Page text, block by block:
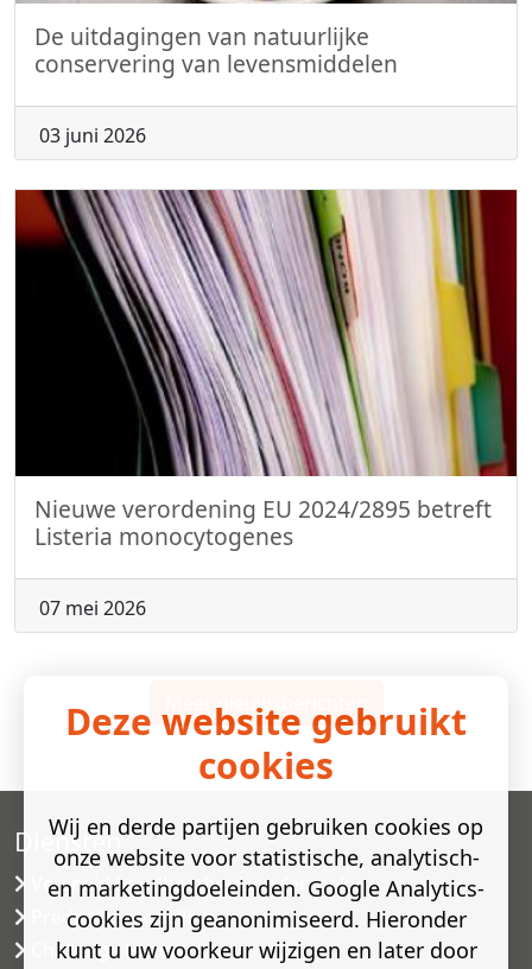
De uitdagingen van natuurlijke
conservering van levensmiddelen
03 juni 2026
Nieuwe verordening EU 2024/2895 betreft
Listeria monocytogenes
07 mei 2026
Meer nieuwsberichten
Diensten
Versneld houdbaarheidsonderzoek
Predictive modelling
Challenge testen
Deze website gebruikt
cookies
Wij en derde partijen gebruiken cookies op
onze website voor statistische, analytisch-
en marketingdoeleinden. Google Analytics-
cookies zijn geanonimiseerd. Hieronder
kunt u uw voorkeur wijzigen en later door